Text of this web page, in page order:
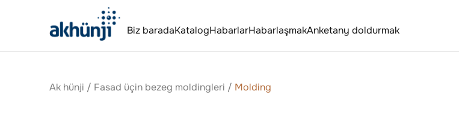
Biz baradaKatalogHabarlarHabarlaşmakAnketany doldurmak
Ak hünji / Fasad üçin bezeg moldingleri / Molding